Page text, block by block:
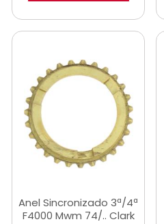
Anel Sincronizado 3ª/4ª
F4000 Mwm 74/.. Clark